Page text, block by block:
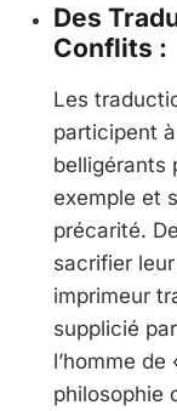
Des
Conflits :
Les
participent
belligérants
exemple et
précarité.
sacrifier
imprimeur
supplicié
l’homme
philosophie